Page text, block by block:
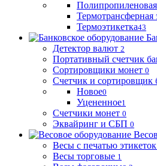
Полипропиленовая
Термотрансферная
Термоэтикетка43
Детектор валют 2
Портативный счетчик
Сортировщики монет 0
Счетчик и сортировщик
Новое0
Уцененное1
Счетчики монет 0
Эквайринг и СБП 0
Весы с печатью этикеток
Весы торговые 1